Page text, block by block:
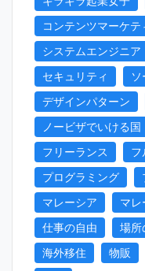
コンテンツマーケテ
システムエンジニア
セキュリティ
ソ
デザインパターン
ノービザでいける国
フリーランス
フ
プログラミング
マレーシア
マレ
仕事の自由
場所
海外移住
物販